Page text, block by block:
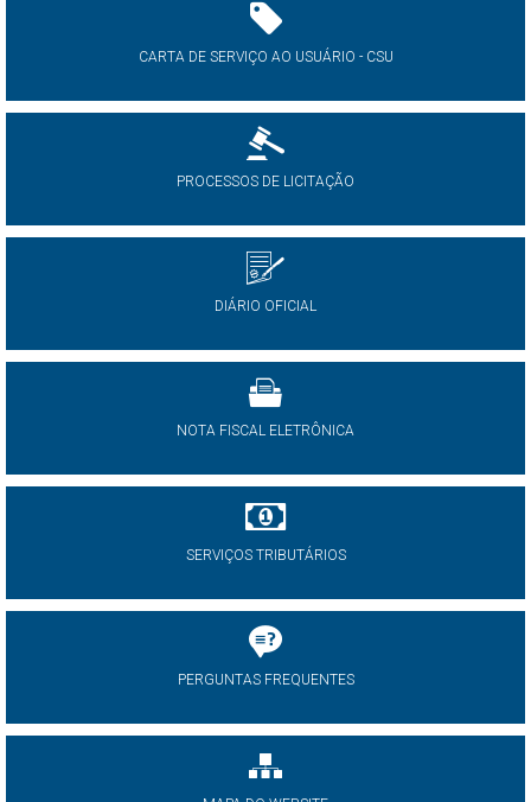
CARTA DE SERVIÇO AO USUÁRIO - CSU
PROCESSOS DE LICITAÇÃO
DIÁRIO OFICIAL
NOTA FISCAL ELETRÔNICA
SERVIÇOS TRIBUTÁRIOS
PERGUNTAS FREQUENTES